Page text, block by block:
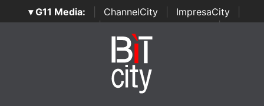
▾ G11 Media: ChannelCity ImpresaCity
SecurityOpenLab | Italian Channel Awards | Italian
Italian Security Awards